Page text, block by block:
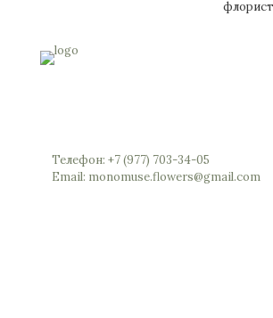
Телефон: +7 (977) 703-34-05
Email: monomuse.flowers@gmail.com